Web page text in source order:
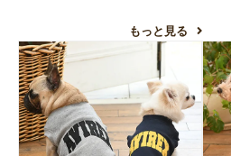
もっと見る